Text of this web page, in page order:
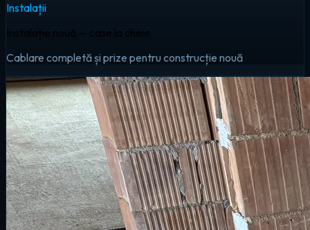
Instalații
Instalație nouă — case la cheie
Cablare completă și prize pentru construcție nouă